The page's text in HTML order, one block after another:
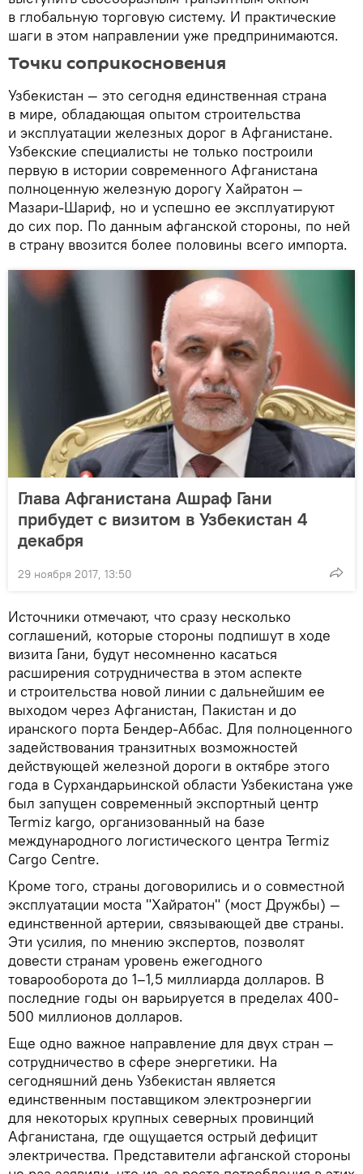
в глобальную торговую систему. И практические
шаги в этом направлении уже предпринимаются.
Точки соприкосновения
Узбекистан — это сегодня единственная страна
в мире, обладающая опытом строительства
и эксплуатации железных дорог в Афганистане.
Узбекские специалисты не только построили
первую в истории современного Афганистана
полноценную железную дорогу Хайратон —
Мазари-Шариф, но и успешно ее эксплуатируют
до сих пор. По данным афганской стороны, по ней
в страну ввозится более половины всего импорта.
Глава Афганистана Ашраф Гани
прибудет с визитом в Узбекистан 4
декабря
29 ноября 2017, 13:50
Источники отмечают, что сразу несколько
соглашений, которые стороны подпишут в ходе
визита Гани, будут несомненно касаться
расширения сотрудничества в этом аспекте
и строительства новой линии с дальнейшим ее
выходом через Афганистан, Пакистан и до
иранского порта Бендер-Аббас. Для полноценного
задействования транзитных возможностей
действующей железной дороги в октябре этого
года в Сурхандарьинской области Узбекистана уже
был запущен современный экспортный центр
Termiz kargo, организованный на базе
международного логистического центра Termiz
Cargo Centre.
Кроме того, страны договорились и о совместной
эксплуатации моста "Хайратон" (мост Дружбы) —
единственной артерии, связывающей две страны.
Эти усилия, по мнению экспертов, позволят
довести странам уровень ежегодного
товарооборота до 1–1,5 миллиарда долларов. В
последние годы он варьируется в пределах 400-
500 миллионов долларов.
Еще одно важное направление для двух стран —
сотрудничество в сфере энергетики. На
сегодняшний день Узбекистан является
единственным поставщиком электроэнергии
для некоторых крупных северных провинций
Афганистана, где ощущается острый дефицит
электричества. Представители афганской стороны